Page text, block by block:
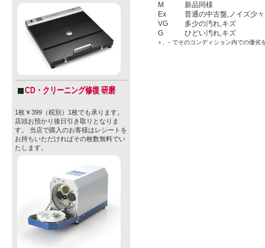
CD・クリーニング修復 研磨
1枚￥399（税別）1枚でも承ります。
店頭お預かり後日引き取りとなりま
す。 当店で購入のお客様はレシートを
お持ちいただければその枚数無料でい
たします。
M
新品同様
Ex
普通の中古盤,ノイズ少々
VG
多少の汚れ,キズ
G
ひどい汚れ,キズ
＋, －でそのコンディション内での優劣